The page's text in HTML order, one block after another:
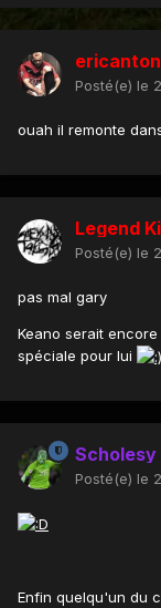
Posté(e) le
ouah il remonte
Legend
Posté(e) le
pas mal gary
Keano serait
spéciale pour lui
Scholesy
Posté(e) le
Enfin quelqu'un du